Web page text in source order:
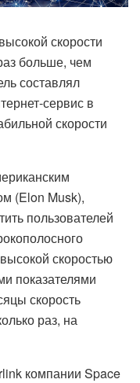
скорости
больше, чем
составлял
сервис в
скорости
(Elon Musk),
пользователей
скоростью
показателями
скорость
раз, на
компании Space